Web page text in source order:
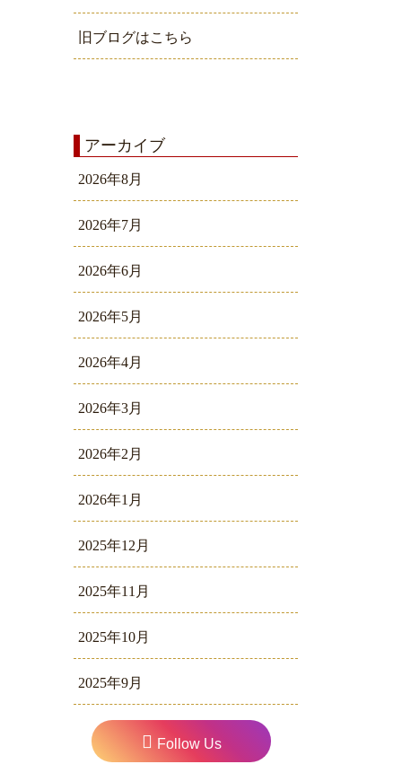
旧ブログはこちら
アーカイブ
2026年8月
2026年7月
2026年6月
2026年5月
2026年4月
2026年3月
2026年2月
2026年1月
2025年12月
2025年11月
2025年10月
2025年9月
Follow Us